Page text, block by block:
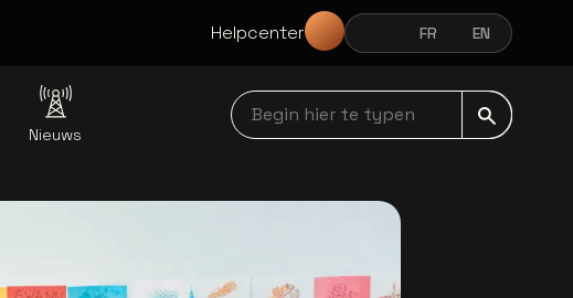
Helpcenter NEDERLANDSFRANÇAIS
FR ENGLISH
EN
Nieuws
Begin hier te typen navbar